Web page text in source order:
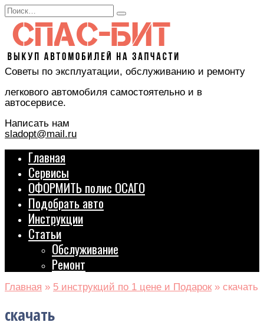
Перейти
к
содержанию
Search
for:
Советы по эксплуатации, обслуживанию и ремонту
легкового автомобиля самостоятельно и в
автосервисе.
Написать нам
sladopt@mail.ru
Главная
Сервисы
ОФОРМИТЬ полис ОСАГО
Подобрать авто
Инструкции
Статьи
Обслуживание
Ремонт
Главная » 5 инструкций по 1 цене и Подарок » скачать
скачать